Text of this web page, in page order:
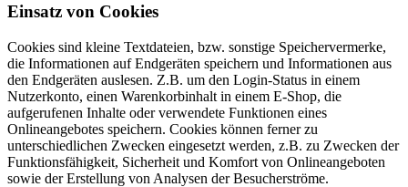
Einsatz von Cookies
Cookies sind kleine Textdateien, bzw. sonstige Speichervermerke,
die Informationen auf Endgeräten speichern und Informationen aus
den Endgeräten auslesen. Z.B. um den Login-Status in einem
Nutzerkonto, einen Warenkorbinhalt in einem E-Shop, die
aufgerufenen Inhalte oder verwendete Funktionen eines
Onlineangebotes speichern. Cookies können ferner zu
unterschiedlichen Zwecken eingesetzt werden, z.B. zu Zwecken der
Funktionsfähigkeit, Sicherheit und Komfort von Onlineangeboten
sowie der Erstellung von Analysen der Besucherströme.